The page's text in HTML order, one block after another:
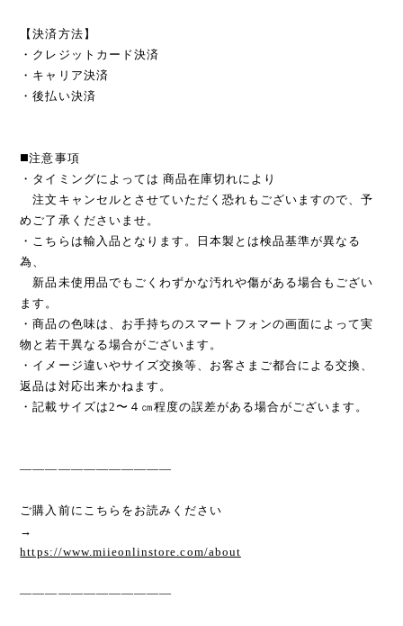
【決済方法】
・クレジットカード決済
・キャリア決済
・後払い決済
◼️注意事項
・タイミングによっては 商品在庫切れにより
注文キャンセルとさせていただく恐れもございますので、予
めご了承くださいませ。
・こちらは輸入品となります。日本製とは検品基準が異なる
為、
新品未使用品でもごくわずかな汚れや傷がある場合もござい
ます。
・商品の色味は、お手持ちのスマートフォンの画面によって実
物と若干異なる場合がございます。
・イメージ違いやサイズ交換等、お客さまご都合による交換、
返品は対応出来かねます。
・記載サイズは2〜４㎝程度の誤差がある場合がございます。
————————————
ご購入前にこちらをお読みください
→
https://www.miieonlinstore.com/about
————————————